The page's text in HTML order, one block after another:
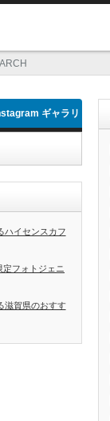
ギャラリ
ハイセンスカフ
フォトジェニ
滋賀県のおすす